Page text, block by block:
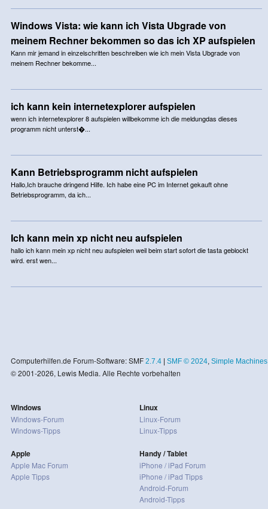
Windows Vista: wie kann ich Vista Ubgrade von
meinem Rechner bekommen so das ich XP aufspielen
Kann mir jemand in einzelschritten beschreiben wie ich mein Vista Ubgrade von
meinem Rechner bekomme...
ich kann kein internetexplorer aufspielen
wenn ich internetexplorer 8 aufspielen willbekomme ich die meldungdas dieses
programm nicht unterst�...
Kann Betriebsprogramm nicht aufspielen
Hallo,Ich brauche dringend Hilfe. Ich habe eine PC im Internet gekauft ohne
Betriebsprogramm, da ich...
Ich kann mein xp nicht neu aufspielen
hallo ich kann mein xp nicht neu aufspielen weil beim start sofort die tasta geblockt
wird. erst wen...
Computerhilfen.de Forum-Software: SMF 2.7.4| SMF © 2024, Simple Machines
© 2001-2026, Lewis Media. Alle Rechte vorbehalten
Windows
Windows-Forum
Windows-Tipps
Apple
Apple Mac Forum
Apple Tipps
Linux
Linux-Forum
Linux-Tipps
Handy / Tablet
iPhone / iPad Forum
iPhone / iPad Tipps
Android-Forum
Android-Tipps